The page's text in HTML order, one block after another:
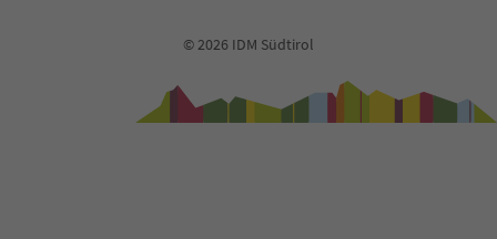
© 2026 IDM Südtirol